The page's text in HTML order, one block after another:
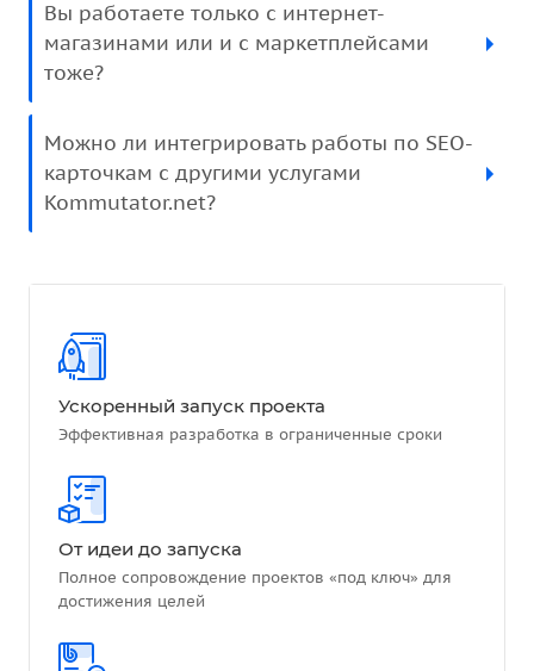
Вы работаете только с интернет-
магазинами или и с маркетплейсами
тоже?
Можно ли интегрировать работы по SEO-
карточкам с другими услугами
Kommutator.net?
Ускоренный запуск проекта
Эффективная разработка в ограниченные сроки
От идеи до запуска
Полное сопровождение проектов «под ключ» для
достижения целей